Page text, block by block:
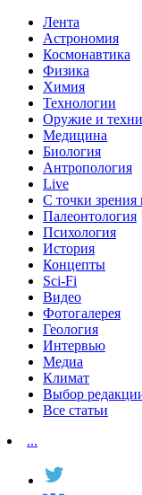
Лента
Астрономия
Космонавтика
Физика
Химия
Технологии
Оружие и
Медицина
Биология
Антропология
Live
С точки зрения
Палеонтология
Психология
История
Концепты
Sci-Fi
Видео
Фотогалерея
Геология
Интервью
Медиа
Климат
Выбор
Все статьи
...